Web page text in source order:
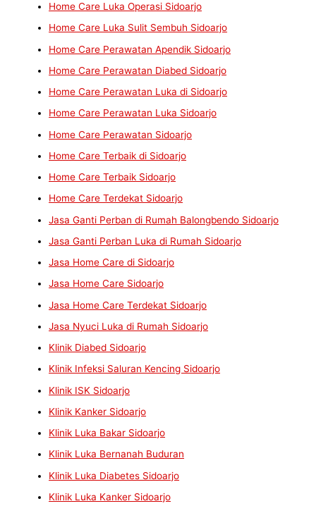
Home Care Luka Operasi Sidoarjo
Home Care Luka Sulit Sembuh Sidoarjo
Home Care Perawatan Apendik Sidoarjo
Home Care Perawatan Diabed Sidoarjo
Home Care Perawatan Luka di Sidoarjo
Home Care Perawatan Luka Sidoarjo
Home Care Perawatan Sidoarjo
Home Care Terbaik di Sidoarjo
Home Care Terbaik Sidoarjo
Home Care Terdekat Sidoarjo
Jasa Ganti Perban di Rumah Balongbendo Sidoarjo
Jasa Ganti Perban Luka di Rumah Sidoarjo
Jasa Home Care di Sidoarjo
Jasa Home Care Sidoarjo
Jasa Home Care Terdekat Sidoarjo
Jasa Nyuci Luka di Rumah Sidoarjo
Klinik Diabed Sidoarjo
Klinik Infeksi Saluran Kencing Sidoarjo
Klinik ISK Sidoarjo
Klinik Kanker Sidoarjo
Klinik Luka Bakar Sidoarjo
Klinik Luka Bernanah Buduran
Klinik Luka Diabetes Sidoarjo
Klinik Luka Kanker Sidoarjo